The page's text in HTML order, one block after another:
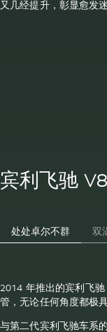
又几经提升，彰显愈发
宾利飞驰
处处卓尔不群 双
2014 年推出的宾利飞驰
管，无论任何角度都极
与第二代宾利飞驰车系